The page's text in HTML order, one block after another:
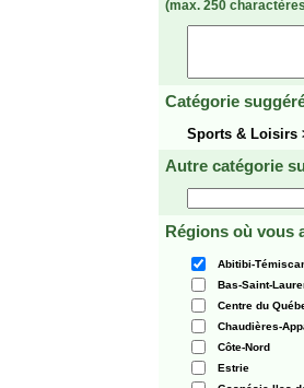
(max. 250
Catégorie
Sports & Loisirs
Autre catégorie
Régions où vous
Abitibi-
Bas-Saint-
Centre du
Chaudières-
Côte-Nord
Estrie